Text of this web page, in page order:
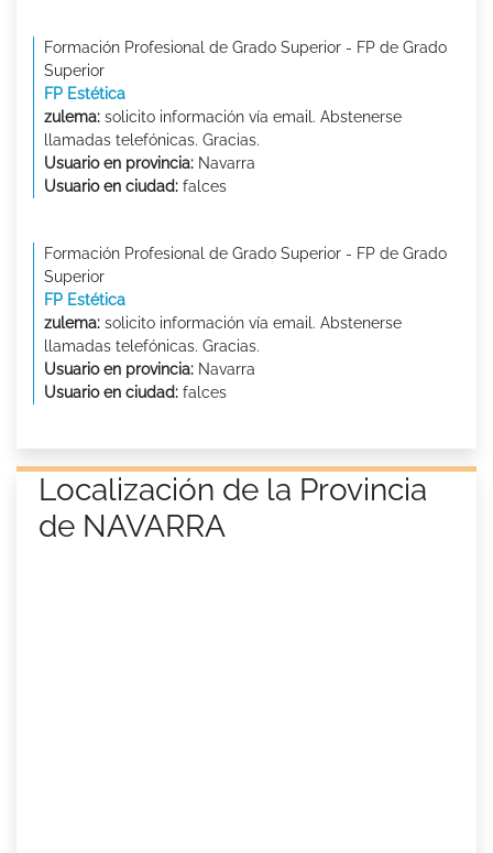
Formación Profesional de Grado Superior - FP de Grado
Superior
FP Estética
zulema: solicito información vía email. Abstenerse
llamadas telefónicas. Gracias.
Usuario en provincia: Navarra
Usuario en ciudad: falces
Formación Profesional de Grado Superior - FP de Grado
Superior
FP Estética
zulema: solicito información vía email. Abstenerse
llamadas telefónicas. Gracias.
Usuario en provincia: Navarra
Usuario en ciudad: falces
Localización de la Provincia
de NAVARRA